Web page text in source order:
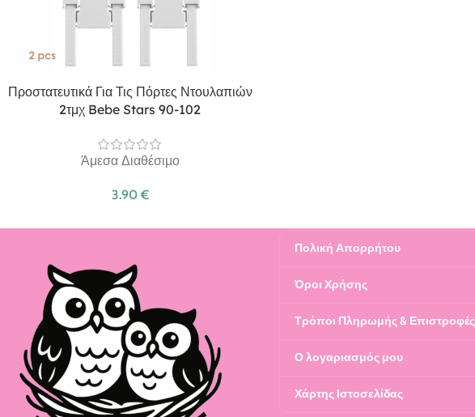
Προστατευτικά Για Τις Πόρτες Ντουλαπιών
2τμχ Bebe Stars 90-102
Άμεσα Διαθέσιμο
3.90 €
Πολική Απορρήτου
Όροι Χρήσης
Τρόποι Πληρωμής & Επιστροφές
Ο λογαριασμός μου
Χάρτης Ιστοσελίδας